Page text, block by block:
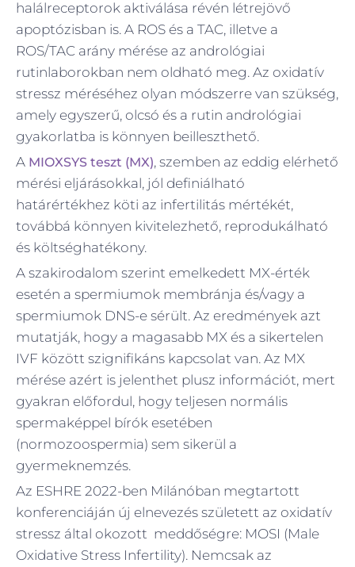
halálreceptorok aktiválása révén létrejövő
apoptózisban is. A ROS és a TAC, illetve a
ROS/TAC arány mérése az andrológiai
rutinlaborokban nem oldható meg. Az oxidatív
stressz méréséhez olyan módszerre van szükség,
amely egyszerű, olcsó és a rutin andrológiai
gyakorlatba is könnyen beilleszthető.
A MIOXSYS teszt (MX), szemben az eddig elérhető
mérési eljárásokkal, jól definiálható
határértékhez köti az infertilitás mértékét,
továbbá könnyen kivitelezhető, reprodukálható
és költséghatékony.
A szakirodalom szerint emelkedett MX-érték
esetén a spermiumok membránja és/vagy a
spermiumok DNS-e sérült. Az eredmények azt
mutatják, hogy a magasabb MX és a sikertelen
IVF között szignifikáns kapcsolat van. Az MX
mérése azért is jelenthet plusz információt, mert
gyakran előfordul, hogy teljesen normális
spermaképpel bírók esetében
(normozoospermia) sem sikerül a
gyermeknemzés.
Az ESHRE 2022-ben Milánóban megtartott
konferenciáján új elnevezés született az oxidatív
stressz által okozott meddőségre: MOSI (Male
Oxidative Stress Infertility). Nemcsak az